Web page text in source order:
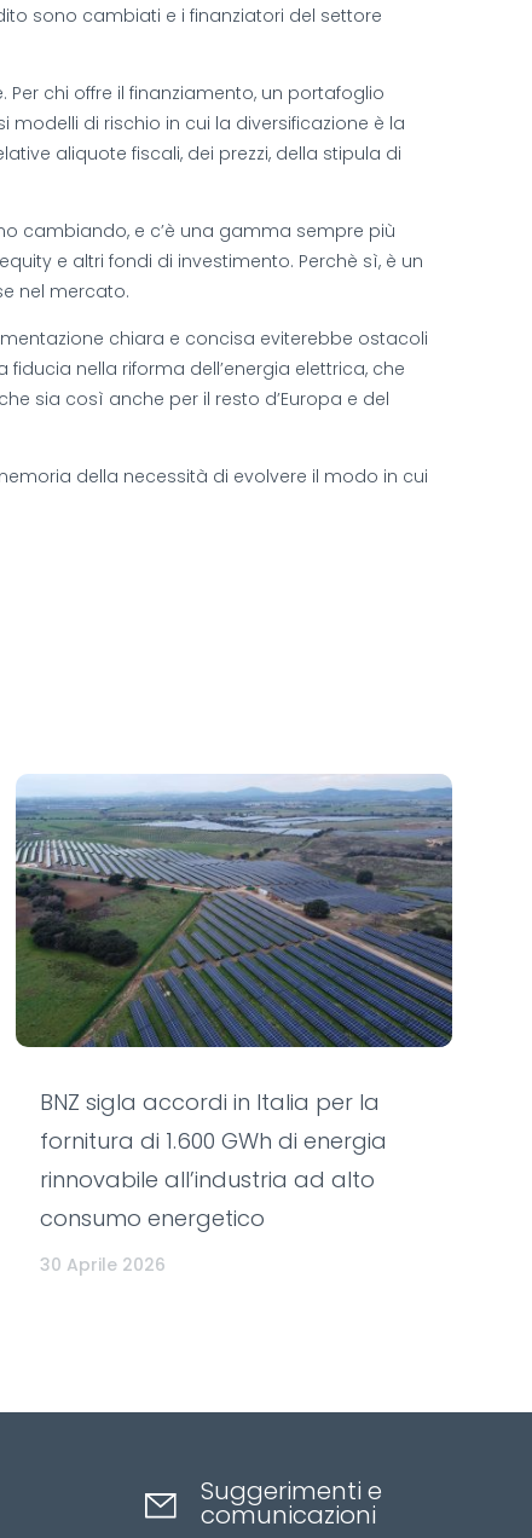
sono cambiati e i finanziatori del settore
chi offre il finanziamento, un portafoglio
di rischio in cui la diversificazione è la
aliquote fiscali, dei prezzi, della stipula di
cambiando, e c’è una gamma sempre più
e altri fondi di investimento. Perchè sì, è un
nel mercato.
chiara e concisa eviterebbe ostacoli
nella riforma dell’energia elettrica, che
sia così anche per il resto d’Europa e del
della necessità di evolvere il modo in cui
BNZ sigla accordi in Italia per la
fornitura di 1.600 GWh di energia
rinnovabile all’industria ad alto
consumo energetico
30 Aprile 2026
Suggerimenti e
comunicazioni